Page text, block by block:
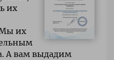
их
их
А вам выдадим